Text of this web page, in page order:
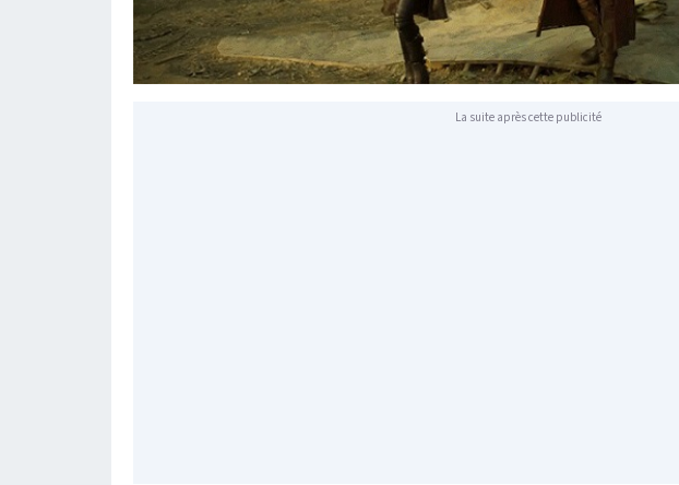
La suite après cette publicité